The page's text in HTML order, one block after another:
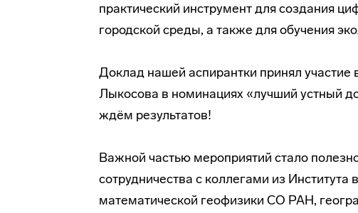
практический инструмент для создания
городской среды, а также для обучения
Доклад нашей аспирантки принял
Лыкосова в номинациях «лучший устный
ждём результатов!
Важной частью мероприятий стало
сотрудничества с коллегами из
математической геофизики СО РАН,